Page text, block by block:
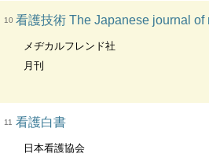
10 看護技術 The Japanese journal of nursing art. The
メヂカルフレンド社
月刊
11 看護白書
日本看護協会